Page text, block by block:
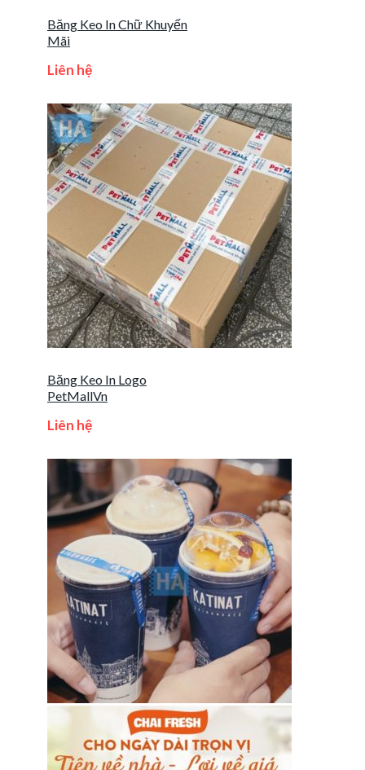
Băng Keo In Chữ Khuyến
Mãi
Liên hệ
Băng Keo In Logo
PetMallVn
Liên hệ